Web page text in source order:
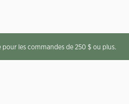
les commandes de 250 $ ou plus.